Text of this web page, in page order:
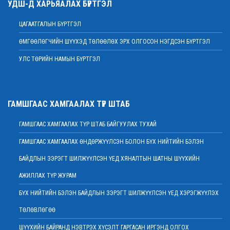
Дээд шүүхийн нийт шүүгчийн хуралдаан болно
МЭНДЧИЛГЭЭ
2022 оны 02 сарын 01
Дээд шүүхийн Тамгын газрын ажилтнуудын 82 хувь нь ХАСХОМ мэдүүлээд
МЭДЭГДЭЛ
2022 оны 01 сарын 20
Ерөнхий шүүгч Д.Ганзориг Европын Холбооноос Монгол Улсад суугаа
Элчин сайдтай хамтын ажиллагааны талаар санал солилцов
2022 оны 01 сарын 19
Үндсэн хуулийн цэцийн гишүүнд нэр дэвшигчийн материал хүлээн авах
2022 оны 01 сарын 19
Улсын дээд шүүхийн дэргэдэх Шүүхийн сургалт, судалгаа, мэдээллийн
УДШ-Д ХАРЬЯАЛАХ БҮРТГЭЛ
ЦАГААТГАЛЫН БҮРТГЭЛ
ӨМГӨӨЛӨГЧИЙН ШҮҮХЭД ТӨЛӨӨЛӨХ ЭРХ ОЛГОСОН НЭГДСЭН БҮРТГЭЛ
УЛС ТӨРИЙН НАМЫН БҮРТГЭЛ
ГАМШГААС ХАМГААЛАХ ТҮР ШТАБ
ГАМШГААС ХАМГААЛАХ ТҮР ШТАБ БАЙГУУЛАХ ТУХАЙ
ГАМШГААС ХАМГААЛАХ ӨНДӨРЖҮҮЛСЭН БОЛОН БҮХ НИЙТИЙН БЭЛЭН
БАЙДЛЫН ЗЭРЭГТ ШИЛЖҮҮЛСЭН ҮЕД ХЯНАЛТЫН ШАТНЫ ШҮҮХИЙН
АЖИЛЛАХ ТҮР ЖУРАМ
БҮХ НИЙТИЙН БЭЛЭН БАЙДЛЫН ЗЭРЭГТ ШИЛЖҮҮЛСЭН ҮЕД ХЭРЭГЖҮҮЛЭХ
ТӨЛӨВЛӨГӨӨ
ШҮҮХИЙН БАЙРАНД НЭВТРЭХ ХҮСЭЛТ ГАРГАСАН ИРГЭНД ОЛГОХ